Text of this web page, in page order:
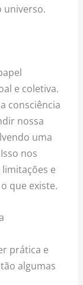
universo.
e coletiva.
consciência
nossa
uma
nos
e
que existe.
prática e
algumas